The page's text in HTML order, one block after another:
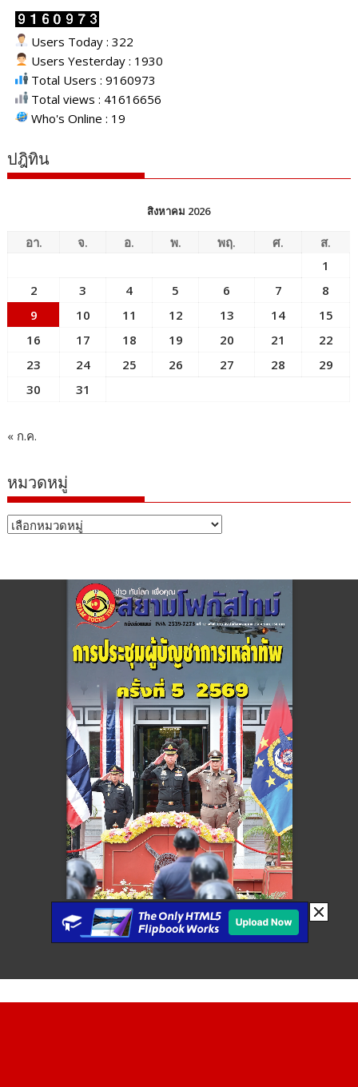
Users Today : 322
Users Yesterday : 1930
Total Users : 9160973
Total views : 41616656
Who's Online : 19
ปฎิทิน
สิงหาคม 2026
อา. จ. อ. พ. พฤ. ศ.
ส.
1
2
3 4 5 6 7
8
9
10 11 12 13 14
15
16
17 18 19 20 21
22
23
24 25 26 27 28
29
30
31
« ก.ค.
หมวดหมู่
หมวด